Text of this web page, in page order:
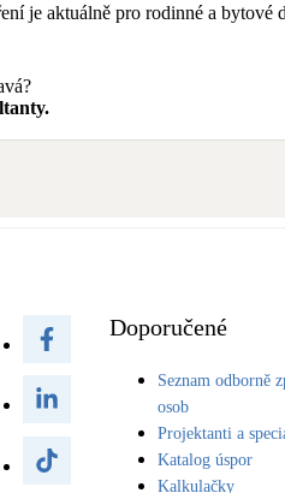
je aktuálně pro rodinné a
Doporučené
Seznam odborně
osob
Projektanti a
Katalog úspor
Kalkulačky